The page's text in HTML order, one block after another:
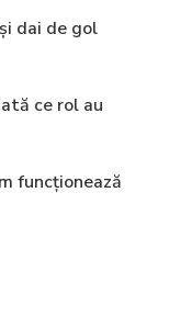
dai de gol
ce rol au
funcționează